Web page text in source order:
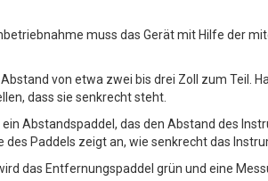
muss das Gerät mit Hilfe der
von etwa zwei bis drei Zoll zum Teil.
dass sie senkrecht steht.
Abstandspaddel, das den Abstand des
Paddels zeigt an, wie senkrecht das
das Entfernungspaddel grün und eine